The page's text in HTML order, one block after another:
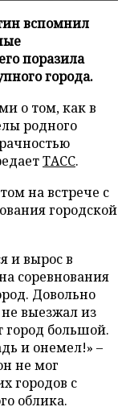
вспомнил
поразила
города.
о том, как в
родного
ТАСС.
на встрече с
городской
и вырос в
соревнования
Довольно
выезжал из
город большой.
и онемел!» –
не мог
городов с
облика.